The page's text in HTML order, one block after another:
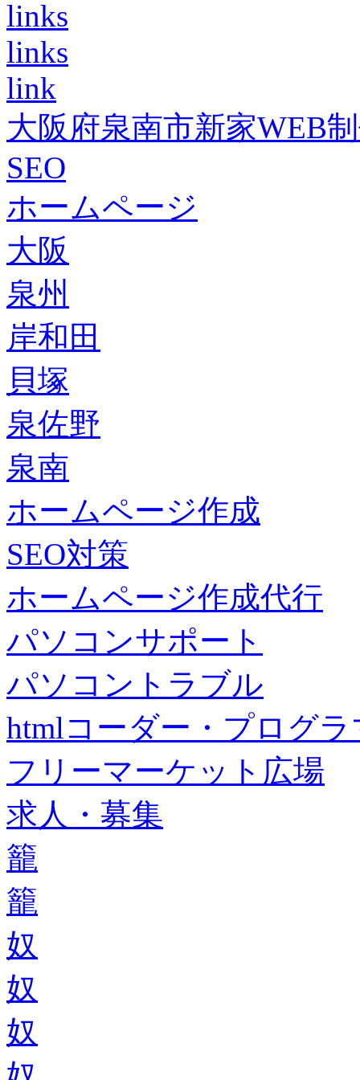
links
links
link
大阪府泉南市新家WEB
SEO
ホームページ
大阪
泉州
岸和田
貝塚
泉佐野
泉南
ホームページ作成
SEO対策
ホームページ作成代行
パソコンサポート
パソコントラブル
htmlコーダー・プログラ
フリーマーケット広場
求人・募集
籠
籠
奴
奴
奴